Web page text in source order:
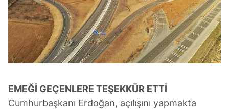
EMEĞİ GEÇENLERE TEŞEKKÜR ETTİ
Cumhurbaşkanı Erdoğan, açılışını yapmakta